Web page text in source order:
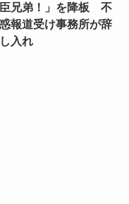
臣兄弟！」を降板 不
報道受け事務所が辞
入れ